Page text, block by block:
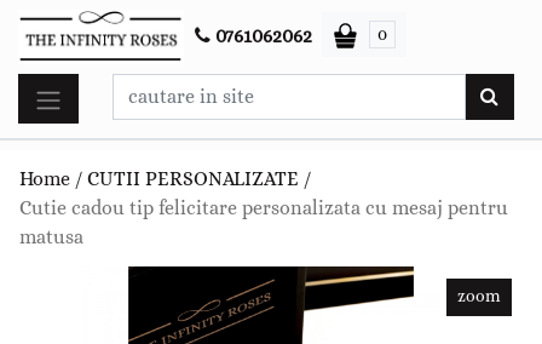
0761062062 0
Home / CUTII PERSONALIZATE /
Cutie cadou tip felicitare personalizata cu mesaj pentru
matusa
zoom